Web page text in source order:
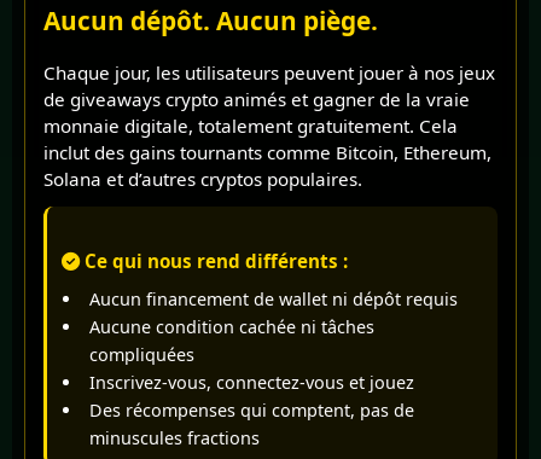
Aucun dépôt. Aucun piège.
Chaque jour, les utilisateurs peuvent jouer à nos jeux
de giveaways crypto animés et gagner de la vraie
monnaie digitale, totalement gratuitement. Cela
inclut des gains tournants comme Bitcoin, Ethereum,
Solana et d’autres cryptos populaires.
Ce qui nous rend différents :
Aucun financement de wallet ni dépôt requis
Aucune condition cachée ni tâches
compliquées
Inscrivez-vous, connectez-vous et jouez
Des récompenses qui comptent, pas de
minuscules fractions